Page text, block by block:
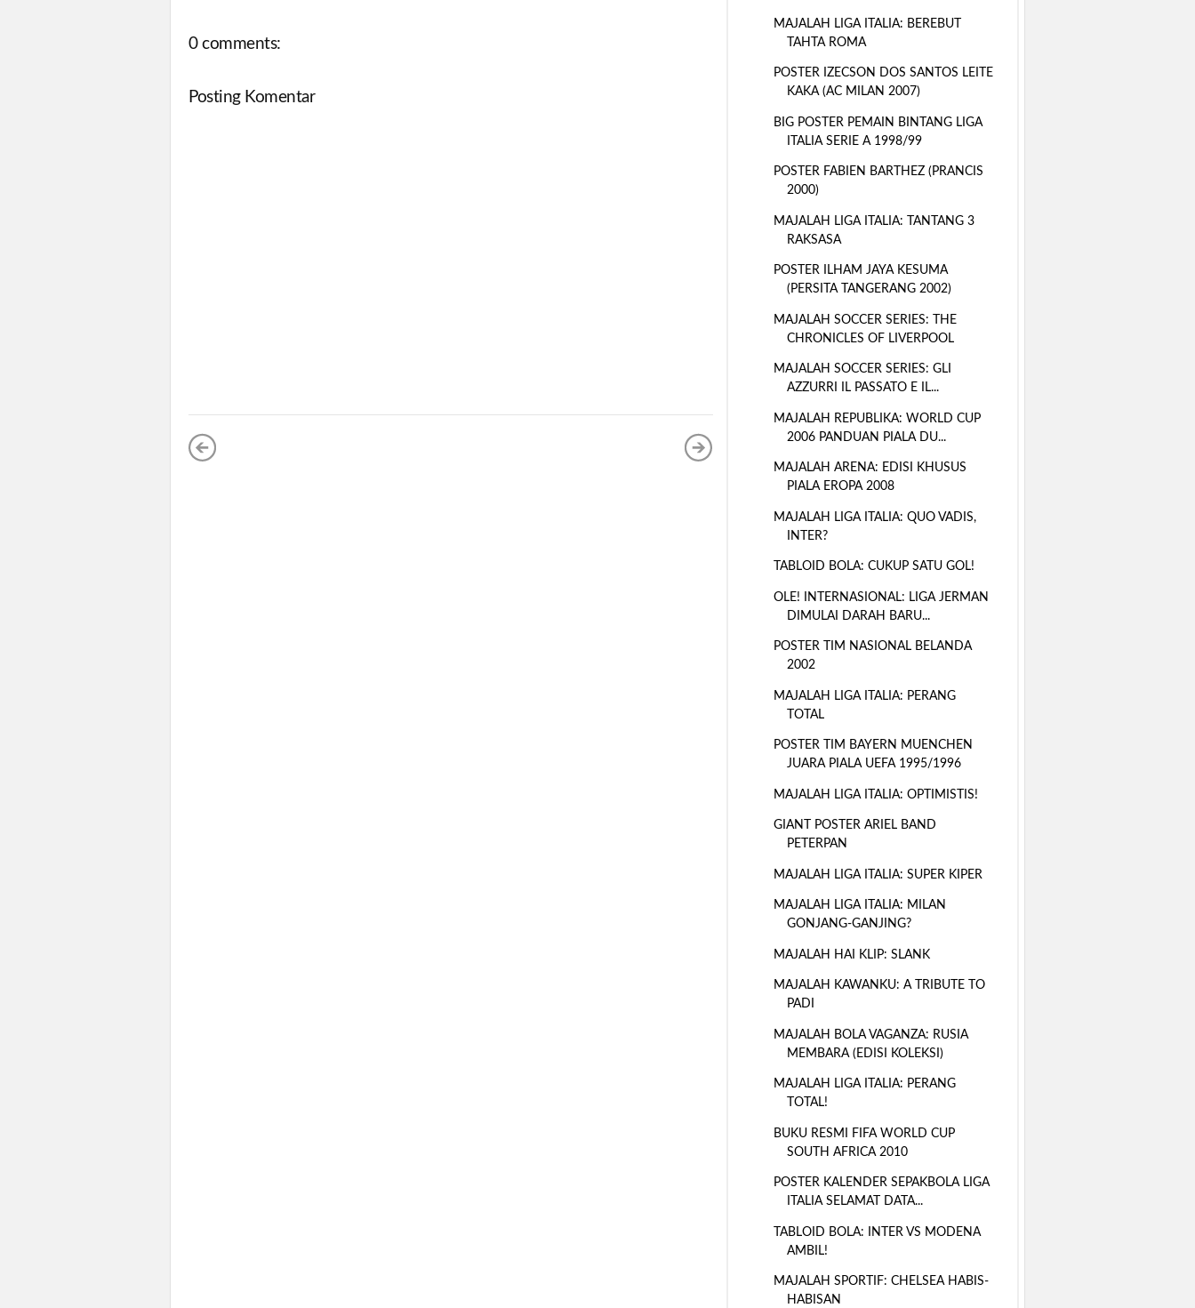
0 comments:
Posting Komentar
MAJALAH LIGA ITALIA: BEREBUT
TAHTA ROMA
POSTER IZECSON DOS SANTOS LEITE
KAKA (AC MILAN 2007)
BIG POSTER PEMAIN BINTANG LIGA
ITALIA SERIE A 1998/99
POSTER FABIEN BARTHEZ (PRANCIS
2000)
MAJALAH LIGA ITALIA: TANTANG 3
RAKSASA
POSTER ILHAM JAYA KESUMA
(PERSITA TANGERANG 2002)
MAJALAH SOCCER SERIES: THE
CHRONICLES OF LIVERPOOL
MAJALAH SOCCER SERIES: GLI
AZZURRI IL PASSATO E IL...
MAJALAH REPUBLIKA: WORLD CUP
2006 PANDUAN PIALA DU...
MAJALAH ARENA: EDISI KHUSUS
PIALA EROPA 2008
MAJALAH LIGA ITALIA: QUO VADIS,
INTER?
TABLOID BOLA: CUKUP SATU GOL!
OLE! INTERNASIONAL: LIGA JERMAN
DIMULAI DARAH BARU...
POSTER TIM NASIONAL BELANDA
2002
MAJALAH LIGA ITALIA: PERANG
TOTAL
POSTER TIM BAYERN MUENCHEN
JUARA PIALA UEFA 1995/1996
MAJALAH LIGA ITALIA: OPTIMISTIS!
GIANT POSTER ARIEL BAND
PETERPAN
MAJALAH LIGA ITALIA: SUPER KIPER
MAJALAH LIGA ITALIA: MILAN
GONJANG-GANJING?
MAJALAH HAI KLIP: SLANK
MAJALAH KAWANKU: A TRIBUTE TO
PADI
MAJALAH BOLA VAGANZA: RUSIA
MEMBARA (EDISI KOLEKSI)
MAJALAH LIGA ITALIA: PERANG
TOTAL!
BUKU RESMI FIFA WORLD CUP
SOUTH AFRICA 2010
POSTER KALENDER SEPAKBOLA LIGA
ITALIA SELAMAT DATA...
TABLOID BOLA: INTER VS MODENA
AMBIL!
MAJALAH SPORTIF: CHELSEA HABIS-
HABISAN